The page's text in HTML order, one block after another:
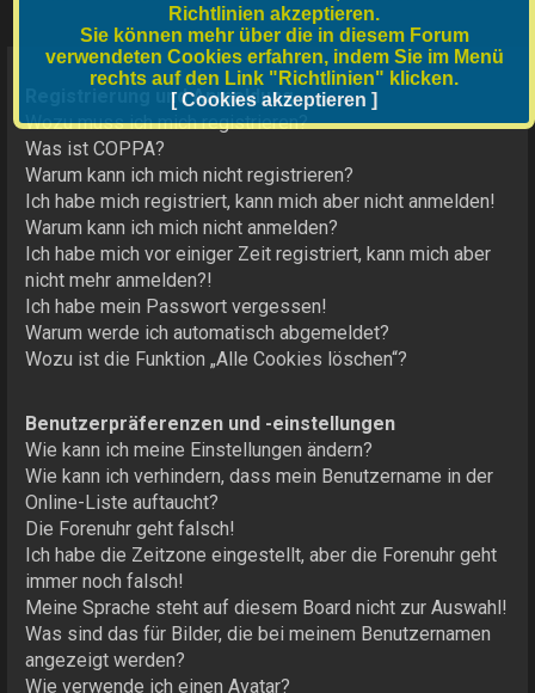
Registrierung und Anmeldung
Wozu muss ich mich registrieren?
Was ist COPPA?
Warum kann ich mich nicht registrieren?
Ich habe mich registriert, kann mich aber nicht anmelden!
Warum kann ich mich nicht anmelden?
Ich habe mich vor einiger Zeit registriert, kann mich aber
nicht mehr anmelden?!
Ich habe mein Passwort vergessen!
Warum werde ich automatisch abgemeldet?
Wozu ist die Funktion „Alle Cookies löschen“?
Benutzerpräferenzen und -einstellungen
Wie kann ich meine Einstellungen ändern?
Wie kann ich verhindern, dass mein Benutzername in der
Online-Liste auftaucht?
Die Forenuhr geht falsch!
Ich habe die Zeitzone eingestellt, aber die Forenuhr geht
immer noch falsch!
Meine Sprache steht auf diesem Board nicht zur Auswahl!
Was sind das für Bilder, die bei meinem Benutzernamen
angezeigt werden?
Wie verwende ich einen Avatar?
Richtlinien akzeptieren.
Sie können mehr über die in diesem Forum
verwendeten Cookies erfahren, indem Sie im Menü
rechts auf den Link "Richtlinien" klicken.
[ Cookies akzeptieren ]